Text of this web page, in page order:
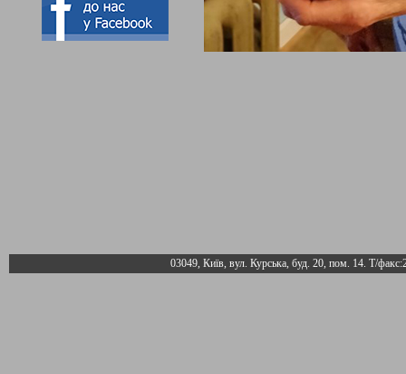
03049, Київ, вул. Курська, буд. 20, пом. 14. Т/